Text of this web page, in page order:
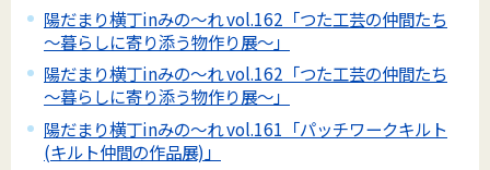
陽だまり横丁inみの～れ vol.162「つた工芸の仲間たち
～暮らしに寄り添う物作り展～」
陽だまり横丁inみの～れ vol.162「つた工芸の仲間たち
～暮らしに寄り添う物作り展～」
陽だまり横丁inみの～れ vol.161「パッチワークキルト
(キルト仲間の作品展)」